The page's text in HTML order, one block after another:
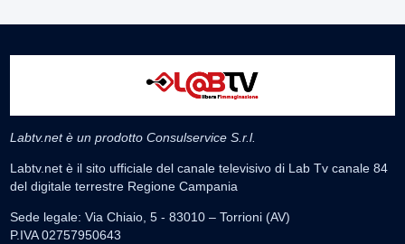
Labtv.net è un prodotto Consulservice S.r.l.
Labtv.net è il sito ufficiale del canale televisivo di Lab Tv canale 84
del digitale terrestre Regione Campania
Sede legale: Via Chiaio, 5 - 83010 – Torrioni (AV)
P.IVA 02757950643